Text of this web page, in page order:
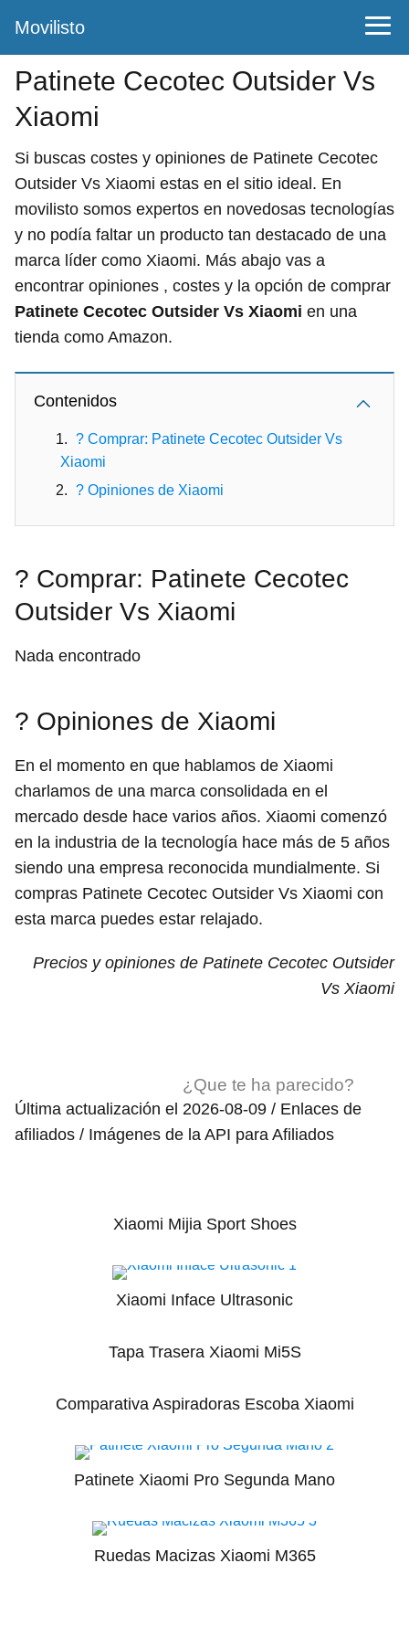
Movilisto
Patinete Cecotec Outsider Vs
Xiaomi
Si buscas costes y opiniones de Patinete Cecotec
Outsider Vs Xiaomi estas en el sitio ideal. En
movilisto somos expertos en novedosas tecnologías
y no podía faltar un producto tan destacado de una
marca líder como Xiaomi. Más abajo vas a
encontrar opiniones , costes y la opción de comprar
Patinete Cecotec Outsider Vs Xiaomi en una
tienda como Amazon.
Contenidos
? Comprar: Patinete Cecotec Outsider Vs
Xiaomi
? Opiniones de Xiaomi
? Comprar: Patinete Cecotec
Outsider Vs Xiaomi
Nada encontrado
? Opiniones de Xiaomi
En el momento en que hablamos de Xiaomi
charlamos de una marca consolidada en el
mercado desde hace varios años. Xiaomi comenzó
en la industria de la tecnología hace más de 5 años
siendo una empresa reconocida mundialmente. Si
compras Patinete Cecotec Outsider Vs Xiaomi con
esta marca puedes estar relajado.
Precios y opiniones de Patinete Cecotec Outsider
Vs Xiaomi
¿Que te ha parecido?
Última actualización el 2026-08-09 / Enlaces de
afiliados / Imágenes de la API para Afiliados
Xiaomi Mijia Sport Shoes
Xiaomi Inface Ultrasonic
Tapa Trasera Xiaomi Mi5S
Comparativa Aspiradoras Escoba Xiaomi
Patinete Xiaomi Pro Segunda Mano
Ruedas Macizas Xiaomi M365